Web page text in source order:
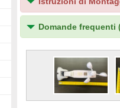
Domande frequenti